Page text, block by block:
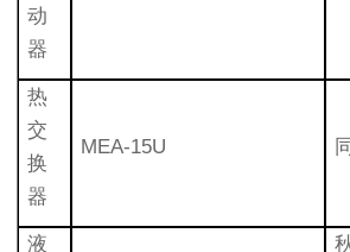
动
器
热
交
换
器
MEA-15U
液